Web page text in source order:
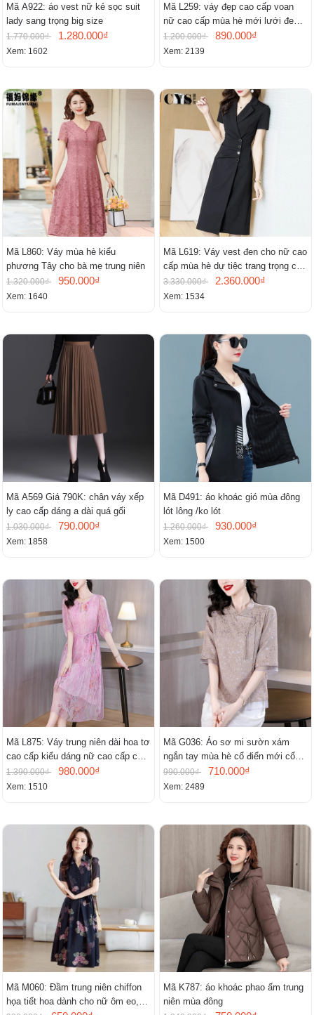
Mã A922: áo vest nữ kẻ sọc suit
lady sang trọng big size
1.770.000₫ 1.280.000₫
Xem: 1602
Mã L259: váy đẹp cao cấp voan
nữ cao cấp mùa hè mới lưới đen
cao cấp khí chất nhỏ tay ngắn
1.200.000₫ 890.000₫
Xem: 2139
Mã L860: Váy mùa hè kiểu
phương Tây cho bà mẹ trung niên
1.320.000₫ 950.000₫
Xem: 1640
Mã L619: Váy vest đen cho nữ cao
cấp mùa hè dự tiệc trang trọng cao
cấp
3.330.000₫ 2.360.000₫
Xem: 1534
Mã A569 Giá 790K: chân váy xếp
ly cao cấp dáng a dài quá gối
1.030.000₫ 790.000₫
Xem: 1858
Mã D491: áo khoác gió mùa đông
lót lông /ko lót
1.260.000₫ 930.000₫
Xem: 1500
Mã L875: Váy trung niên dài hoa tơ
cao cấp kiểu dáng nữ cao cấp cao
cấp thần
1.390.000₫ 980.000₫
Xem: 1510
Mã G036: Áo sơ mi sườn xám
ngắn tay mùa hè cổ điển mới cổ
đứng
990.000₫ 710.000₫
Xem: 2489
Mã M060: Đầm trung niên chiffon
họa tiết hoa dành cho nữ ôm eo,
Mã K787: áo khoác phao ấm trung
niên mùa đông